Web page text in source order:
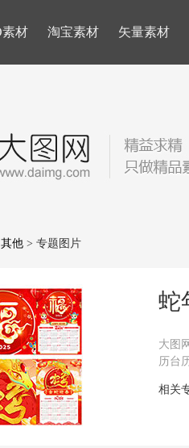
素材 淘宝素材 矢量素材
其他 > 专题图片
蛇
大图
历台
相关